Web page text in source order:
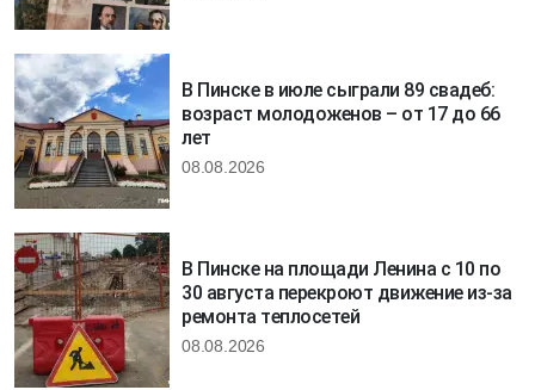
В Пинске в июле сыграли 89 свадеб:
возраст молодоженов – от 17 до 66
лет
08.08.2026
В Пинске на площади Ленина с 10 по
30 августа перекроют движение из-за
ремонта теплосетей
08.08.2026